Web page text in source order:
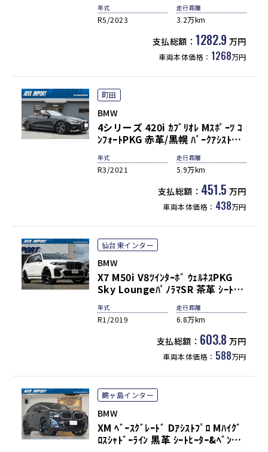
ﾌﾞLED HUD ACC 純正HDDﾅﾋﾞ地
ﾃﾞｼﾞ全周ｶﾒﾗ ﾊﾟｰｷﾝｸﾞｱｼｽﾄﾌﾟﾗｽ
Bowers&Wilkinsｻｳﾝﾄﾞ ﾌﾟﾘｽﾞﾑﾙ
ｰﾌ 純正22AW 禁煙 正規D車
年式
R5/2023
走行距離
3.2万km
支払総額：1282.9 万円
車両本体価格： 1268万円
町田
BMW
4シリーズ 420i ｶﾌﾞﾘｵﾚ Mｽﾎﾟｰﾂ ｺ
ﾝﾌｫｰﾄPKG 赤革/黒幌 ﾊﾟｰｸｱｼｽﾄﾌﾟ
ﾗｽ ﾄﾞﾗｲﾋﾞﾝｸﾞｱｼｽﾄﾌﾟﾛ ﾅﾋﾞ360°ｶﾒ
ﾗ PDC M付ﾊﾟﾜｰｼｰﾄ&ｼｰﾄﾋｰﾀｰ ｴｱ･
ｶﾗｰ ﾜｲﾔﾚｽﾁｬｰｼﾞ CarPlay対応 ｺﾝﾌ
ｫｰﾄｱｸｾｽ LEDﾗｲﾄ 18AW 禁煙 弊社
年式
R3/2021
走行距離
5.9万km
支払総額： 451.5 万円
車両本体価格： 438万円
仙台東インター
BMW
X7 M50i V8ﾂｲﾝﾀｰﾎﾞ ｳｪﾙﾈｽPKG
Sky LoungeﾊﾟﾉﾗﾏSR 茶革 ｼｰﾄﾋｰ
ﾀｰ＆ﾍﾞﾝﾁﾚｰﾀｰ 5ｿﾞｰﾝAC 純正ﾅﾋﾞ
harman/kardon 3Dﾋﾞｭｰ＆HUD
Pｱｼｽﾄﾌﾟﾗｽ＆Dｱｼｽﾄﾌﾟﾛ ｴｸﾞｾﾞｸﾃｨ
ﾌﾞDﾌﾟﾛ 青ｷｬﾘﾊﾟｰ 純正OP22AW
年式
R1/2019
走行距離
6.8万km
支払総額： 603.8 万円
車両本体価格： 588万円
鶴ヶ島インター
BMW
XM ﾍﾞｰｽｸﾞﾚｰﾄﾞ Dｱｼｽﾄﾌﾟﾛ Mﾊｲｸﾞ
ﾛｽｼｬﾄﾞｰﾗｲﾝ 黒革 ｼｰﾄﾋｰﾀｰ&ﾍﾞﾝﾁﾚ